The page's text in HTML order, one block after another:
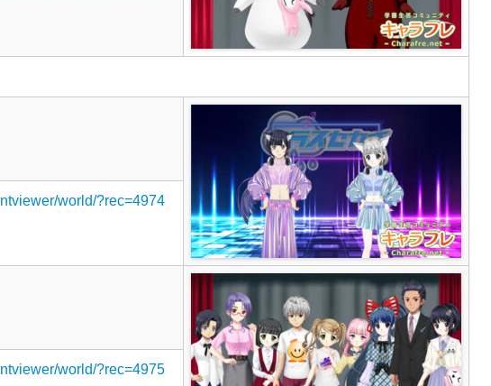
world/?rec=4974
world/?rec=4975